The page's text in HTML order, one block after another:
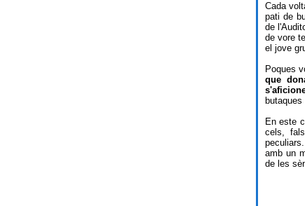
Cada
pati de
de
de vore
el jove
Poques
que
En este
cels,
amb un
de les